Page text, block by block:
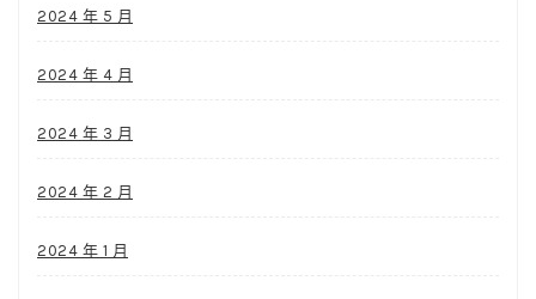
2024 年 5 月
2024 年 4 月
2024 年 3 月
2024 年 2 月
2024 年 1 月